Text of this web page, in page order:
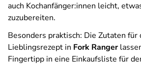
auch Kochanfänger:innen leicht,
zuzubereiten.
Besonders praktisch: Die Zutaten für
Lieblingsrezept in Fork Ranger
Fingertipp in eine Einkaufsliste für